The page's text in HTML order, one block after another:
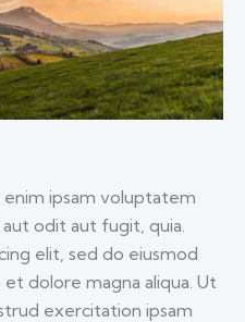
ipsam voluptatem
odit aut fugit, quia.
elit, sed do eiusmod
dolore magna aliqua. Ut
exercitation ipsam